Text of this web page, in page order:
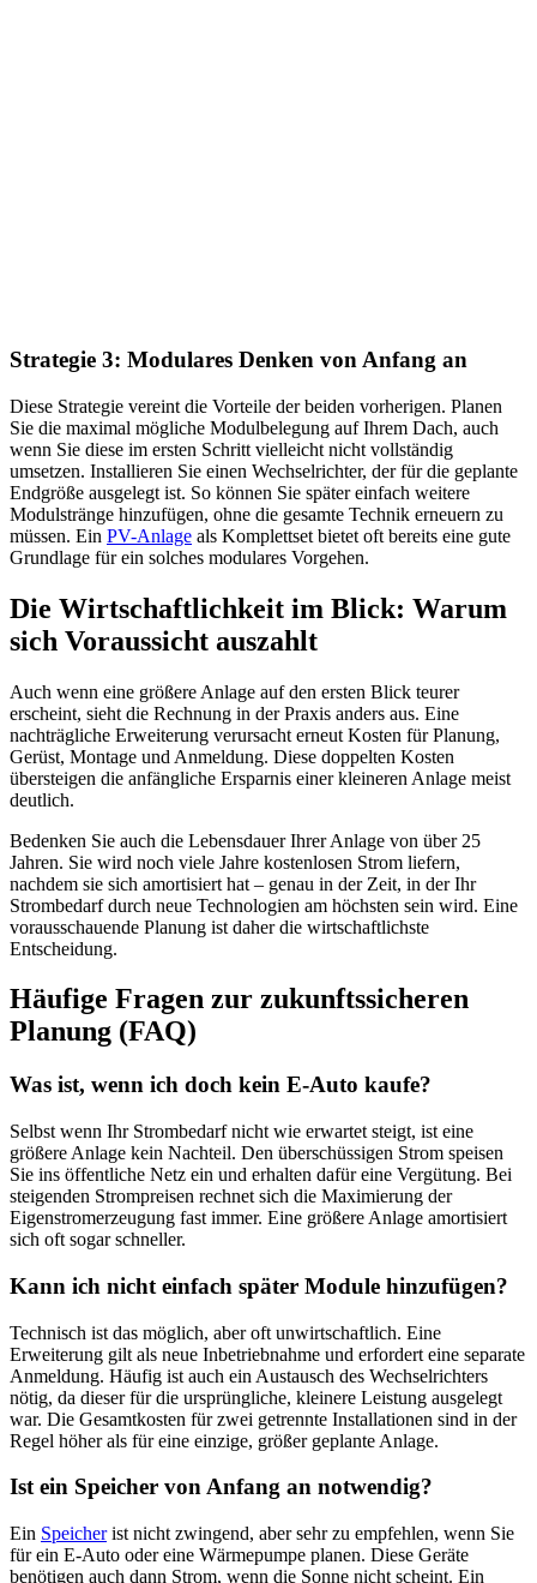
Strategie 3: Modulares Denken von Anfang an
Diese Strategie vereint die Vorteile der beiden vorherigen. Planen
Sie die maximal mögliche Modulbelegung auf Ihrem Dach, auch
wenn Sie diese im ersten Schritt vielleicht nicht vollständig
umsetzen. Installieren Sie einen Wechselrichter, der für die geplante
Endgröße ausgelegt ist. So können Sie später einfach weitere
Modulstränge hinzufügen, ohne die gesamte Technik erneuern zu
müssen. Ein PV-Anlage als Komplettset bietet oft bereits eine gute
Grundlage für ein solches modulares Vorgehen.
Die Wirtschaftlichkeit im Blick: Warum
sich Voraussicht auszahlt
Auch wenn eine größere Anlage auf den ersten Blick teurer
erscheint, sieht die Rechnung in der Praxis anders aus. Eine
nachträgliche Erweiterung verursacht erneut Kosten für Planung,
Gerüst, Montage und Anmeldung. Diese doppelten Kosten
übersteigen die anfängliche Ersparnis einer kleineren Anlage meist
deutlich.
Bedenken Sie auch die Lebensdauer Ihrer Anlage von über 25
Jahren. Sie wird noch viele Jahre kostenlosen Strom liefern,
nachdem sie sich amortisiert hat – genau in der Zeit, in der Ihr
Strombedarf durch neue Technologien am höchsten sein wird. Eine
vorausschauende Planung ist daher die wirtschaftlichste
Entscheidung.
Häufige Fragen zur zukunftssicheren
Planung (FAQ)
Was ist, wenn ich doch kein E-Auto kaufe?
Selbst wenn Ihr Strombedarf nicht wie erwartet steigt, ist eine
größere Anlage kein Nachteil. Den überschüssigen Strom speisen
Sie ins öffentliche Netz ein und erhalten dafür eine Vergütung. Bei
steigenden Strompreisen rechnet sich die Maximierung der
Eigenstromerzeugung fast immer. Eine größere Anlage amortisiert
sich oft sogar schneller.
Kann ich nicht einfach später Module hinzufügen?
Technisch ist das möglich, aber oft unwirtschaftlich. Eine
Erweiterung gilt als neue Inbetriebnahme und erfordert eine separate
Anmeldung. Häufig ist auch ein Austausch des Wechselrichters
nötig, da dieser für die ursprüngliche, kleinere Leistung ausgelegt
war. Die Gesamtkosten für zwei getrennte Installationen sind in der
Regel höher als für eine einzige, größer geplante Anlage.
Ist ein Speicher von Anfang an notwendig?
Ein Speicherist nicht zwingend, aber sehr zu empfehlen, wenn Sie
für ein E-Auto oder eine Wärmepumpe planen. Diese Geräte
benötigen auch dann Strom, wenn die Sonne nicht scheint. Ein